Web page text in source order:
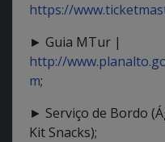
https://
► Guia MTur |
http://
m;
► Serviço de Bordo
Kit Snacks);